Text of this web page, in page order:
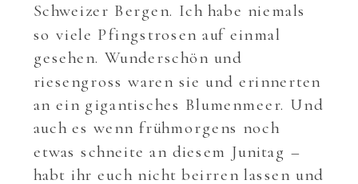
Schweizer Bergen. Ich habe niemals
so viele Pfingstrosen auf einmal
gesehen. Wunderschön und
riesengross waren sie und erinnerten
an ein gigantisches Blumenmeer. Und
auch es wenn frühmorgens noch
etwas schneite an diesem Junitag –
habt ihr euch nicht beirren lassen und